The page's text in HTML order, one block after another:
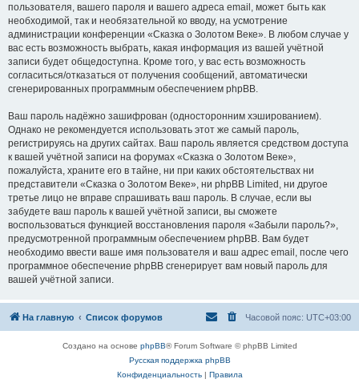
пользователя, вашего пароля и вашего адреса email, может быть как
необходимой, так и необязательной ко вводу, на усмотрение
администрации конференции «Сказка о Золотом Веке». В любом случае у
вас есть возможность выбрать, какая информация из вашей учётной
записи будет общедоступна. Кроме того, у вас есть возможность
согласиться/отказаться от получения сообщений, автоматически
сгенерированных программным обеспечением phpBB.
Ваш пароль надёжно зашифрован (односторонним хэшированием).
Однако не рекомендуется использовать этот же самый пароль,
регистрируясь на других сайтах. Ваш пароль является средством доступа
к вашей учётной записи на форумах «Сказка о Золотом Веке»,
пожалуйста, храните его в тайне, ни при каких обстоятельствах ни
представители «Сказка о Золотом Веке», ни phpBB Limited, ни другое
третье лицо не вправе спрашивать ваш пароль. В случае, если вы
забудете ваш пароль к вашей учётной записи, вы сможете
воспользоваться функцией восстановления пароля «Забыли пароль?»,
предусмотренной программным обеспечением phpBB. Вам будет
необходимо ввести ваше имя пользователя и ваш адрес email, после чего
программное обеспечение phpBB сгенерирует вам новый пароль для
вашей учётной записи.
На главную Список форумов Часовой пояс: UTC+03:00
Создано на основе phpBB® Forum Software © phpBB Limited
Русская поддержка phpBB
Конфиденциальность| Правила